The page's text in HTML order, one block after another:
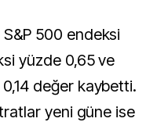
500 endeksi
yüzde 0,65 ve
değer kaybetti.
yeni güne ise